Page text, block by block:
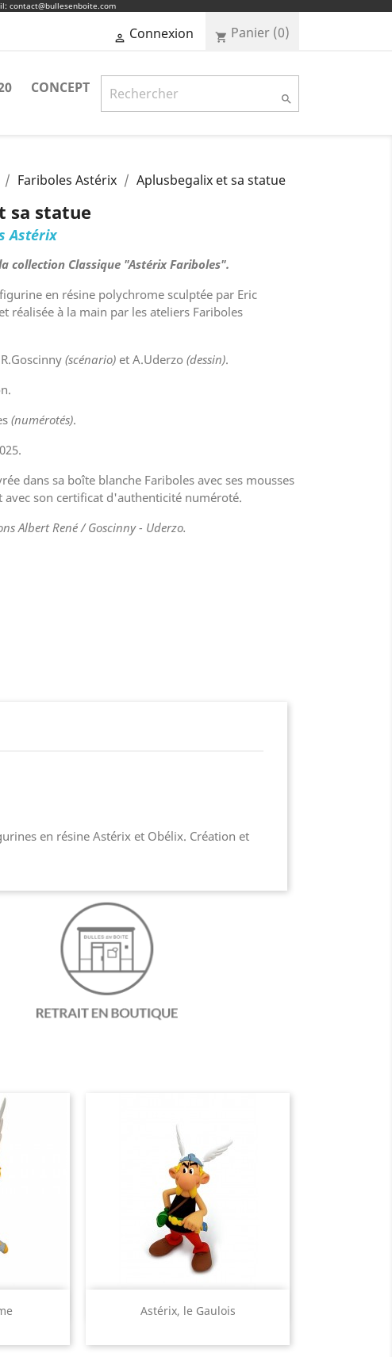
contact@bullesenboite.com
 Connexion shopping_cart Panier (0)
CONCEPT

Fariboles Astérix Aplusbegalix et sa statue
sa statue
Astérix
collection Classique "Astérix Fariboles".
en résine polychrome sculptée par Eric
réalisée à la main par les ateliers Fariboles
(scénario) et A.Uderzo (dessin).
(numérotés).
dans sa boîte blanche Fariboles avec ses mousses
avec son certificat d'authenticité numéroté.
Albert René / Goscinny - Uderzo.
en résine Astérix et Obélix. Création et
Astérix, le Gaulois
Aperçu rapide